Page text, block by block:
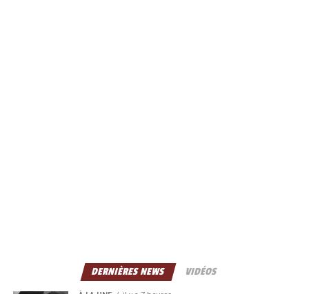
DERNIÈRES NEWS VIDÉOS